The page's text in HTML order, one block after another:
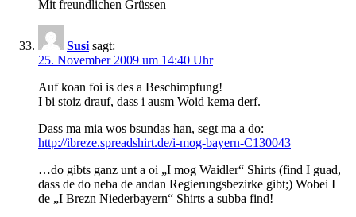
Mit freundlichen Grüssen
Susi sagt:
25. November 2009 um 14:40 Uhr
Auf koan foi is des a Beschimpfung!
I bi stoiz drauf, dass i ausm Woid kema derf.
Dass ma mia wos bsundas han, segt ma a do:
http://ibreze.spreadshirt.de/i-mog-bayern-C130043
…do gibts ganz unt a oi „I mog Waidler“ Shirts (find I guad,
dass de do neba de andan Regierungsbezirke gibt;) Wobei I
de „I Brezn Niederbayern“ Shirts a subba find!